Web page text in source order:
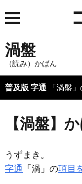
渦盤
（読み）かばん
普及版 字通 「渦盤
【渦盤】
うずまき。
字通 「渦」の項目